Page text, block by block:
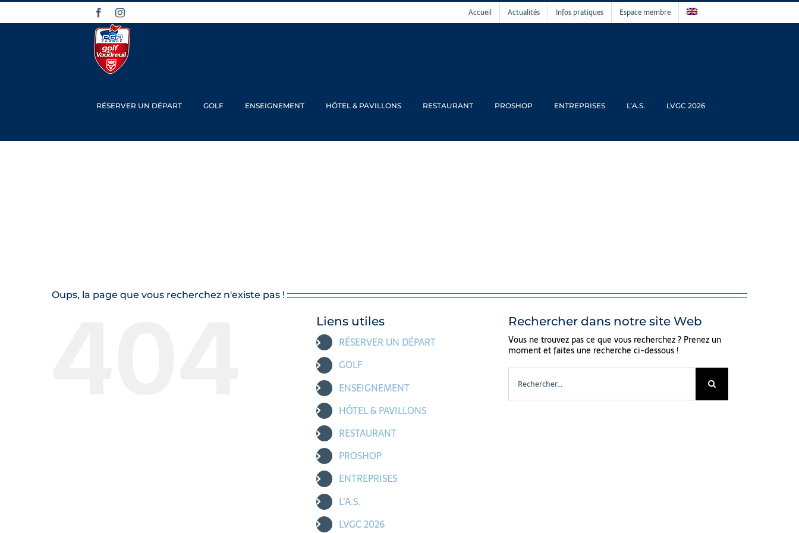
Passer
contenu
FacebookInstagram Accueil Actualités Infos pratiques Espace membre
RÉSERVER UN DÉPART GOLF ENSEIGNEMENT HÔTEL & PAVILLONS RESTAURANT PROSHOP ENTREPRISES L’A.S. LVGC 2026
Oups, la page que vous recherchez n'existe pas !
Liens utiles
RÉSERVER UN DÉPART
GOLF
ENSEIGNEMENT
HÔTEL & PAVILLONS
RESTAURANT
PROSHOP
ENTREPRISES
L’A.S.
LVGC 2026
Rechercher dans notre site Web
Vous ne trouvez pas ce que vous recherchez ? Prenez un
moment et faites une recherche ci-dessous !
Rechercher: